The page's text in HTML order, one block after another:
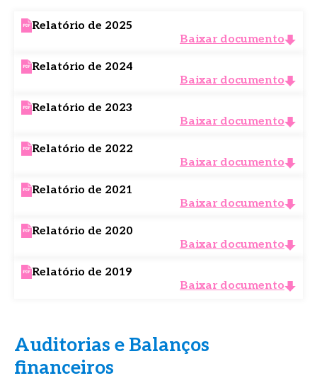
Relatório de 2025
Baixar documento
Relatório de 2024
Baixar documento
Relatório de 2023
Baixar documento
Relatório de 2022
Baixar documento
Relatório de 2021
Baixar documento
Relatório de 2020
Baixar documento
Relatório de 2019
Baixar documento
Auditorias e Balanços
financeiros